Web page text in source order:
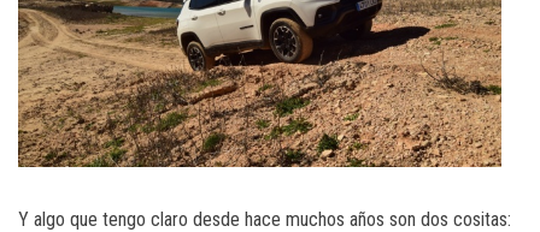
Y algo que tengo claro desde hace muchos años son dos cositas: